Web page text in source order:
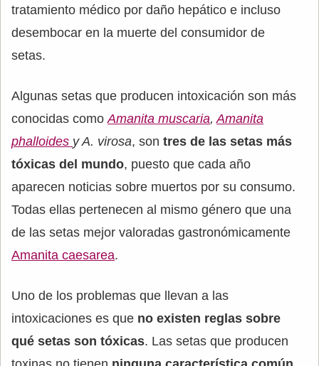
tratamiento médico por daño hepático e incluso
desembocar en la muerte del consumidor de
setas.
Algunas setas que producen intoxicación son más
conocidas comoAmanita muscaria,Amanita
phalloides y A. virosa, son tres de las setas más
tóxicas del mundo, puesto que cada año
aparecen noticias sobre muertos por su consumo.
Todas ellas pertenecen al mismo género que una
de las setas mejor valoradas gastronómicamente
Amanita caesarea.
Uno de los problemas que llevan a las
intoxicaciones es que no existen reglas sobre
qué setas son tóxicas. Las setas que producen